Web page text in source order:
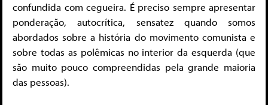
confundida com cegueira. É preciso sempre apresentar
ponderação, autocrítica, sensatez quando somos
abordados sobre a história do movimento comunista e
sobre todas as polêmicas no interior da esquerda (que
são muito pouco compreendidas pela grande maioria
das pessoas).